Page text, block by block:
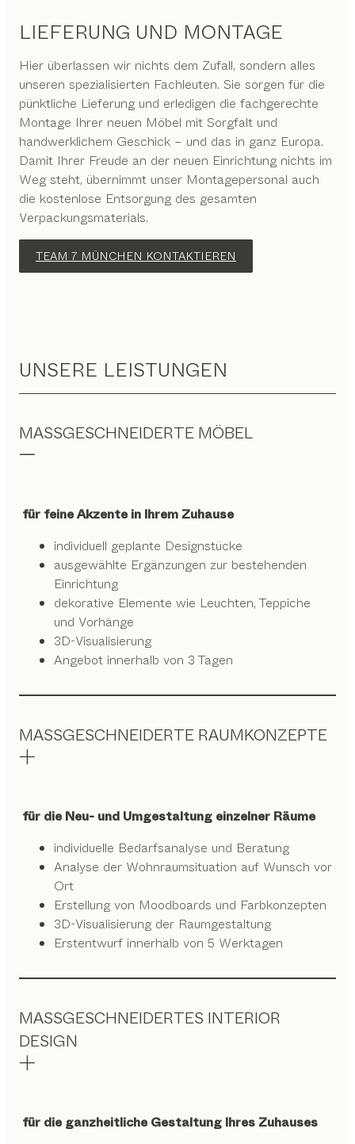
LIEFERUNG UND MONTAGE
Hier überlassen wir nichts dem Zufall, sondern alles
unseren spezialisierten Fachleuten. Sie sorgen für die
pünktliche Lieferung und erledigen die fachgerechte
Montage Ihrer neuen Möbel mit Sorgfalt und
handwerklichem Geschick – und das in ganz Europa.
Damit Ihrer Freude an der neuen Einrichtung nichts im
Weg steht, übernimmt unser Montagepersonal auch
die kostenlose Entsorgung des gesamten
Verpackungsmaterials.
TEAM 7 MÜNCHEN KONTAKTIEREN
UNSERE LEISTUNGEN
MASSGESCHNEIDERTE MÖBEL
für feine Akzente in Ihrem Zuhause
individuell geplante Designstücke
ausgewählte Ergänzungen zur bestehenden
Einrichtung
dekorative Elemente wie Leuchten, Teppiche
und Vorhänge
3D-Visualisierung
Angebot innerhalb von 3 Tagen
MASSGESCHNEIDERTE RAUMKONZEPTE
für die Neu- und Umgestaltung einzelner Räume
individuelle Bedarfsanalyse und Beratung
Analyse der Wohnraumsituation auf Wunsch vor
Ort
Erstellung von Moodboards und Farbkonzepten
3D-Visualisierung der Raumgestaltung
Erstentwurf innerhalb von 5 Werktagen
MASSGESCHNEIDERTES INTERIOR
DESIGN
für die ganzheitliche Gestaltung Ihres Zuhauses